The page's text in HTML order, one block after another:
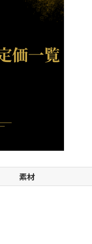
素材